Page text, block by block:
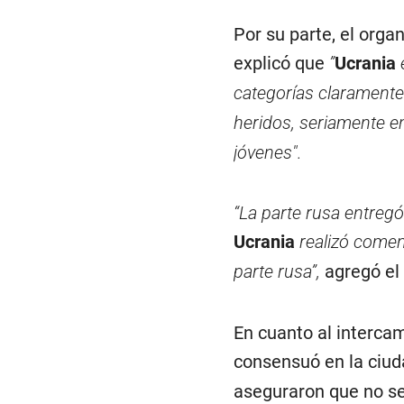
Por su parte, el
explicó que ”Ucrania
categorías
heridos, seriamente
jóvenes".
“La parte rusa
Ucrania realizó
parte rusa”, agregó
En cuanto al
consensuó en la
aseguraron que no